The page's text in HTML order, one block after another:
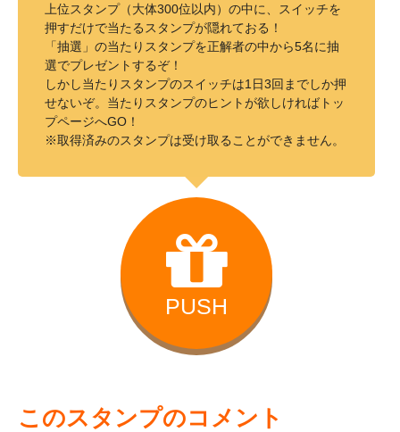
上位スタンプ（大体300位以内）の中に、スイッチを
押すだけで当たるスタンプが隠れておる！
「抽選」の当たりスタンプを正解者の中から5名に抽
選でプレゼントするぞ！
しかし当たりスタンプのスイッチは1日3回までしか押
せないぞ。当たりスタンプのヒントが欲しければトッ
プページへGO！
※取得済みのスタンプは受け取ることができません。
PUSH
このスタンプのコメント